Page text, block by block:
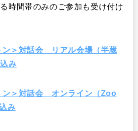
時間帯のみのご参加も受け付け
ン＞対話会 リアル会場（半蔵
み
ン＞対話会 オンライン（Zoo
み